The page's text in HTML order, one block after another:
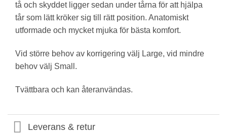
tå och skyddet ligger sedan under tårna för att hjälpa
tår som lätt kröker sig till rätt position. Anatomiskt
utformade och mycket mjuka för bästa komfort.
Vid större behov av korrigering välj Large, vid mindre
behov välj Small.
Tvättbara och kan återanvändas.
Leverans & retur